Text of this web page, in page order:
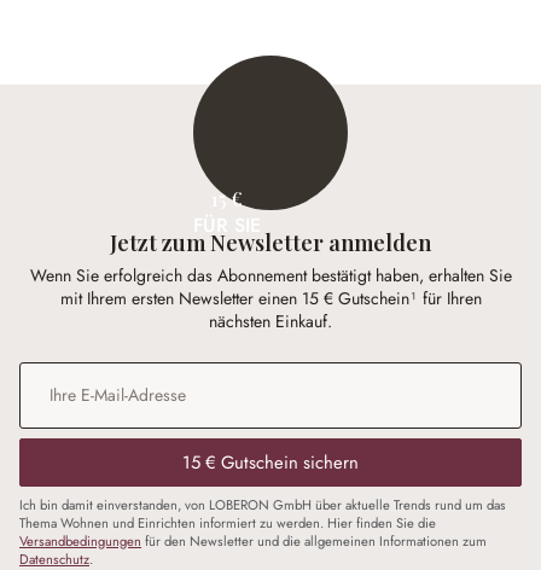
15 €
Jetzt zum Newsletter anmelden
Wenn Sie erfolgreich das Abonnement bestätigt haben, erhalten Sie
mit Ihrem ersten Newsletter einen 15 € Gutschein¹ für Ihren
nächsten Einkauf.
E-Mail-Adresse*
15 € Gutschein sichern
Ich bin damit einverstanden, von LOBERON GmbH über aktuelle Trends rund um das
Thema Wohnen und Einrichten informiert zu werden. Hier finden Sie die
Versandbedingungen für den Newsletter und die allgemeinen Informationen zum
Datenschutz.